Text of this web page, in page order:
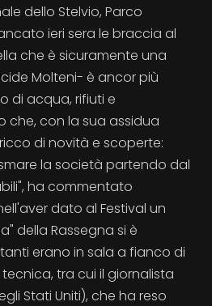
dello Stelvio, Parco
ieri sera le braccia al
che è sicuramente una
Molteni- è ancor più
di acqua, rifiuti e
che, con la sua assidua
di novità e scoperte:
la società partendo dal
ha commentato
dato al Festival un
della Rassegna si è
erano in sala a fianco di
tra cui il giornalista
Stati Uniti), che ha reso